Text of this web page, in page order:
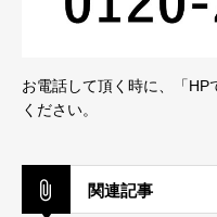
お電話して頂く時に、「HP
ください。
関連記事